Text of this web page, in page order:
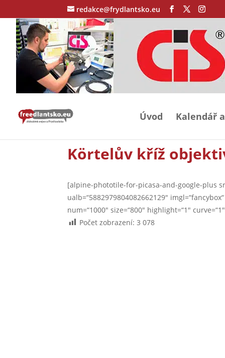
redakce@frydlantsko.eu
Úvod Kalendář
Körtelův kříž
[alpine-phototile-for-picasa-and-google-plus
ualb=“5882979804082662129″
num=“1000″ size=“800″ highlight=“1″
Počet zobrazení: 3 078